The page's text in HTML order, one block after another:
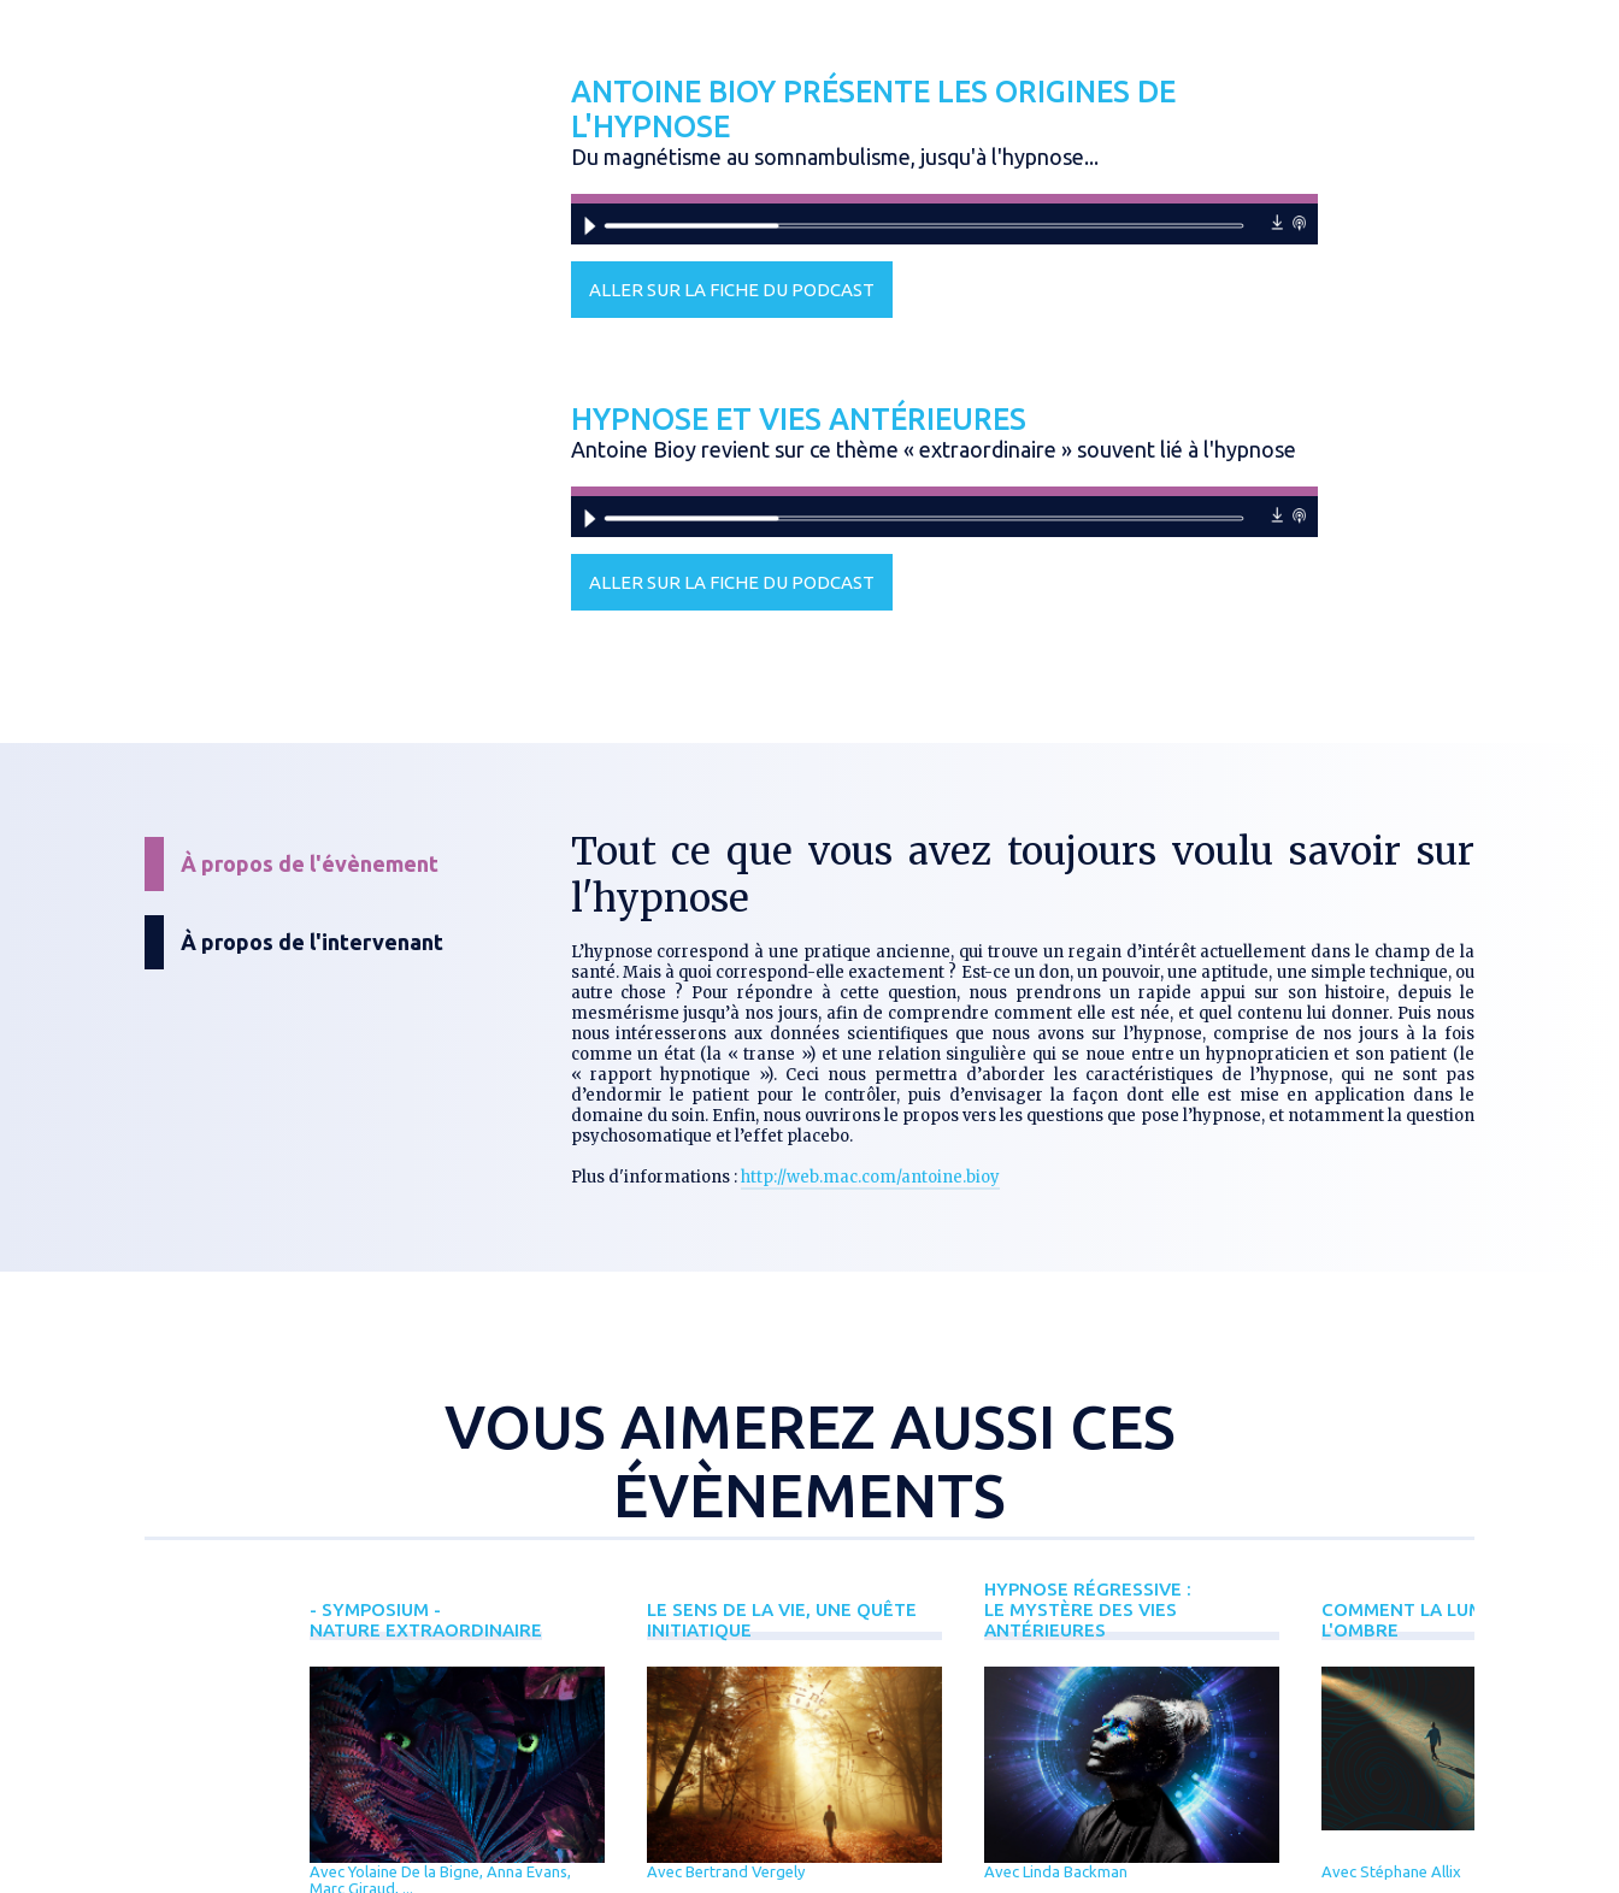
ANTOINE BIOY PRÉSENTE LES ORIGINES DE
L'HYPNOSE
Du magnétisme au somnambulisme, jusqu'à l'hypnose...
ALLER SUR LA FICHE DU PODCAST
HYPNOSE ET VIES ANTÉRIEURES
Antoine Bioy revient sur ce thème « extraordinaire » souvent lié à l'hypnose
ALLER SUR LA FICHE DU PODCAST
À propos de l'évènement
À propos de l'intervenant
Tout ce que vous avez toujours voulu savoir sur
l'hypnose
L’hypnose correspond à une pratique ancienne, qui trouve un regain d’intérêt actuellement dans le champ de la
santé. Mais à quoi correspond-elle exactement ? Est-ce un don, un pouvoir, une aptitude, une simple technique, ou
autre chose ? Pour répondre à cette question, nous prendrons un rapide appui sur son histoire, depuis le
mesmérisme jusqu’à nos jours, afin de comprendre comment elle est née, et quel contenu lui donner. Puis nous
nous intéresserons aux données scientifiques que nous avons sur l’hypnose, comprise de nos jours à la fois
comme un état (la « transe ») et une relation singulière qui se noue entre un hypnopraticien et son patient (le
« rapport hypnotique »). Ceci nous permettra d’aborder les caractéristiques de l’hypnose, qui ne sont pas
d’endormir le patient pour le contrôler, puis d’envisager la façon dont elle est mise en application dans le
domaine du soin. Enfin, nous ouvrirons le propos vers les questions que pose l’hypnose, et notamment la question
psychosomatique et l’effet placebo.
Plus d'informations :http://web.mac.com/antoine.bioy
VOUS AIMEREZ AUSSI CES
ÉVÈNEMENTS
- SYMPOSIUM -
NATURE EXTRAORDINAIRE
Avec Yolaine De la Bigne, Anna Evans,
Marc Giraud, ...
LE SENS DE LA VIE, UNE QUÊTE
INITIATIQUE
Avec Bertrand Vergely
HYPNOSE RÉGRESSIVE :
LE MYSTÈRE DES VIES
ANTÉRIEURES
Avec Linda Backman
COMMENT LA LUMIÈRE NAÎT DE
L'OMBRE
Avec Stéphane Allix